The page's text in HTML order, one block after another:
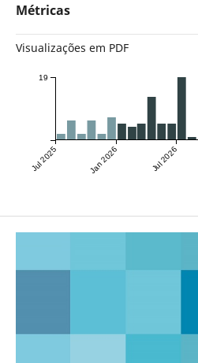
Métricas
Visualizações em PDF
Jul 2025 Jan 2026 Jul 2026
19